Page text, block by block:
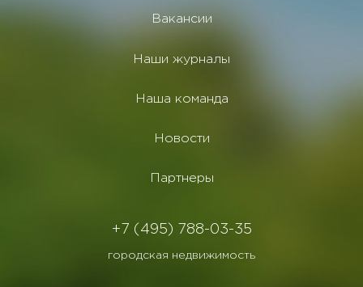
Вакансии
Наши журналы
Наша команда
Новости
Партнеры
+7 (495) 788-03-35
городская недвижимость